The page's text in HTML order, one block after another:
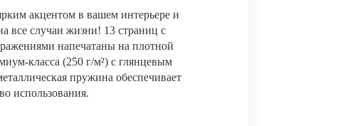
акцентом в вашем интерьере и
все случаи жизни! 13 страниц с
напечатаны на плотной
класса (250 г/м²) с глянцевым
пружина обеспечивает
использования.